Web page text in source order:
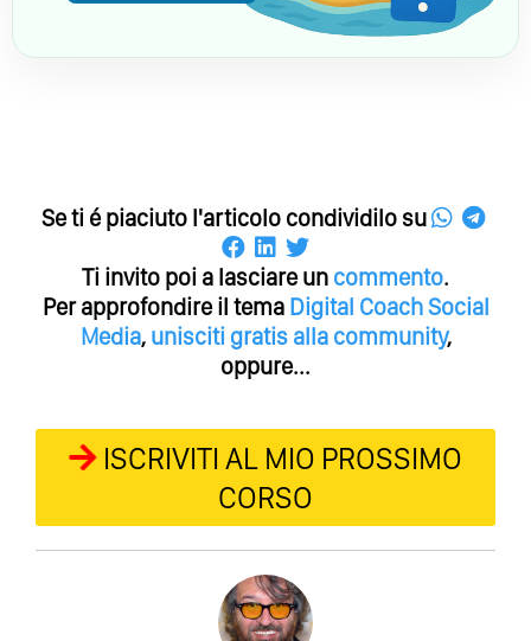
Se ti é piaciuto l'articolo condividilo su
Ti invito poi a lasciare un commento.
Per approfondire il tema Digital CoachSocial
Media, unisciti gratis alla community,
oppure...
ISCRIVITI AL MIO PROSSIMO
CORSO